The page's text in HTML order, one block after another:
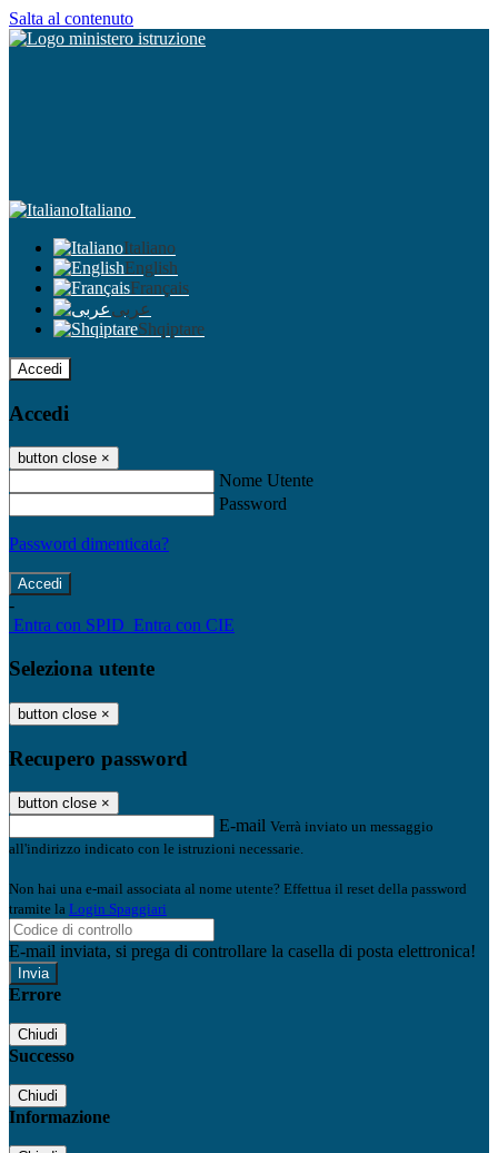
Salta al contenuto
Italiano
Italiano
English
Français
عربى
Shqiptare
Accedi
Accedi
button close ×
Nome Utente
Password
Password dimenticata?
-
Entra con SPID Entra con CIE
Seleziona utente
button close ×
Recupero password
button close ×
E-mail Verrà inviato un messaggio
all'indirizzo indicato con le istruzioni necessarie.
Non hai una e-mail associata al nome utente? Effettua il reset della password
tramite la Login Spaggiari
E-mail inviata, si prega di controllare la casella di posta elettronica!
Errore
Chiudi
Successo
Chiudi
Informazione